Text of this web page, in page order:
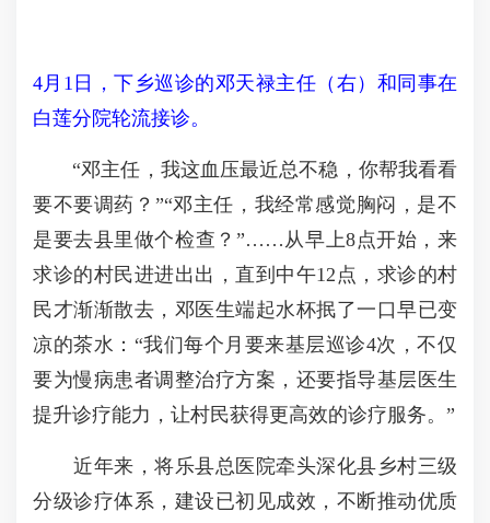
4月1日，下乡巡诊的邓天禄主任（右）和同事在
白莲分院轮流接诊。
“邓主任，我这血压最近总不稳，你帮我看看
要不要调药？”“邓主任，我经常感觉胸闷，是不
是要去县里做个检查？”……从早上8点开始，来
求诊的村民进进出出，直到中午12点，求诊的村
民才渐渐散去，邓医生端起水杯抿了一口早已变
凉的茶水：“我们每个月要来基层巡诊4次，不仅
要为慢病患者调整治疗方案，还要指导基层医生
提升诊疗能力，让村民获得更高效的诊疗服务。”
近年来，将乐县总医院牵头深化县乡村三级
分级诊疗体系，建设已初见成效，不断推动优质